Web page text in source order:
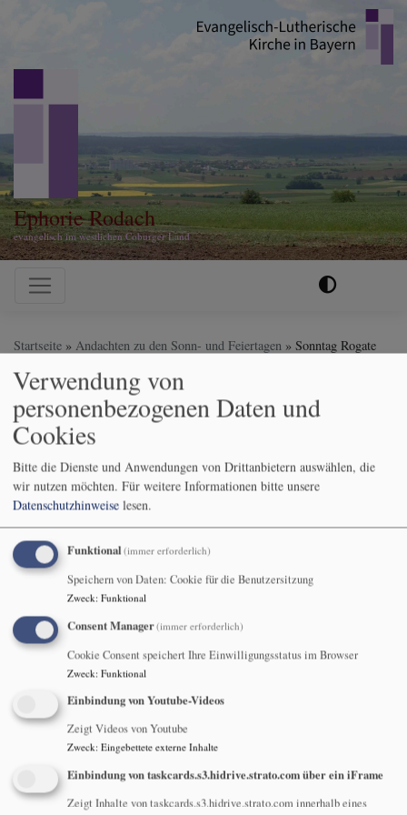
Ephorie Rodach
evangelisch im westlichen Coburger Land
Hauptnavigation
Startseite Andachten zu den Sonn- und Feiertagen
Sonntag Rogate
Sonntag Rogate 9. Mai
Bildrechte coronagebet.evangelisch.de
uns zu Beten, weil wir in
diesen Tagen weitgehend, dass
Menschen zu einem
gemeinsam Gebet zusammen kommen. Dabei tut es gerade jetzt
gut, zu wissen, dass auch andere beten.
Unter dem Motto "Du bist nicht allein!" betet auf
www.coronagebet.derund um die Uhr mindestens eine Person:
Für die Kranken, für die, die besonders viel Arbeit haben, für die,
die von wirtschaftlicher Not bedroht sind, für die Hilflosen, für die
Helfenden, für die Sterbenden, für die, die gesund werden.
Verwendung von
personenbezogenen Daten und
Cookies
Bitte die Dienste und Anwendungen von Drittanbietern auswählen, die
wir nutzen möchten. Für weitere Informationen bitte unsere
Datenschutzhinweise lesen.
Funktional (immer erforderlich)
Speichern von Daten: Cookie für die Benutzersitzung
Zweck: Funktional
Consent Manager(immer erforderlich)
Cookie Consent speichert Ihre Einwilligungsstatus im Browser
Zweck: Funktional
Einbindung von Youtube-Videos
Zeigt Videos von Youtube
Zweck: Eingebettete externe Inhalte
Einbindung von taskcards.s3.hidrive.strato.com über ein iFrame
Zeigt Inhalte von taskcards.s3.hidrive.strato.com innerhalb eines